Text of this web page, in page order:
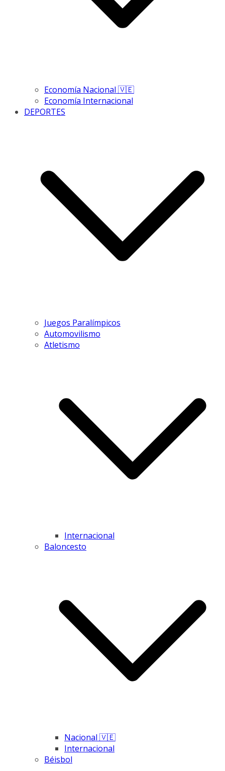
Economía Nacional 🇻🇪
Economía Internacional
DEPORTES
Juegos Paralímpicos
Automovilismo
Atletismo
Internacional
Baloncesto
Nacional 🇻🇪
Internacional
Béisbol